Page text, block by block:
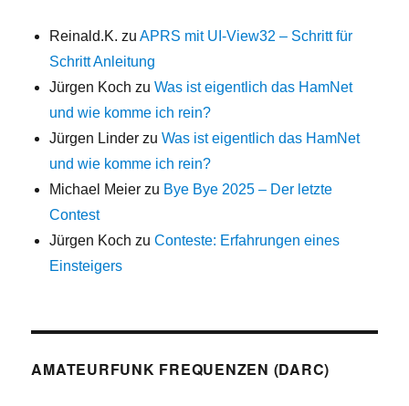
Reinald.K. zuAPRS mit UI-View32 – Schritt für
Schritt Anleitung
Jürgen Koch zuWas ist eigentlich das HamNet
und wie komme ich rein?
Jürgen Linder zuWas ist eigentlich das HamNet
und wie komme ich rein?
Michael Meier zu Bye Bye 2025 – Der letzte
Contest
Jürgen Koch zuConteste: Erfahrungen eines
Einsteigers
AMATEURFUNK FREQUENZEN (DARC)